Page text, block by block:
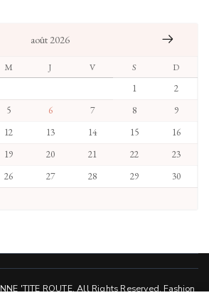
août 2026
M J V S
D
1
2
5 6 7 8
9
12 13 14 15
16
19 20 21 22
23
26 27 28 29
30
'TITE ROUTE. All Rights Reserved. Fashion